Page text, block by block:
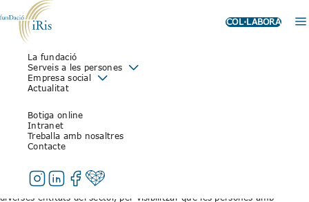
COL·LABORA
La fundació
Serveis a les persones
Empresa social
Actualitat
Botiga online
Intranet
Treballa amb nosaltres
Contacte
FUNDACIÓ IRIS SE SUMA A LA
#VOLUNTARIATUNIVERSAL
30 de setembre de 2025
Des de Fundació Iris ens hem sumat a la campanya
#VoluntariatUniversal, impulsada per DINCAT amb la col·laboració de
diverses entitats del sector, per visibilitzar que les persones amb